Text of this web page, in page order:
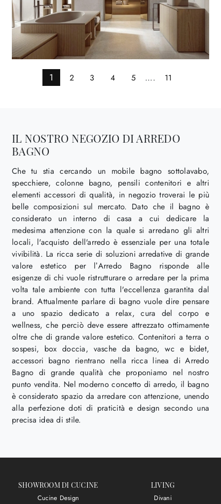
1 2 3 4 5 .... 11
IL NOSTRO NEGOZIO DI ARREDO
BAGNO
Che tu stia cercando un mobile bagno sottolavabo,
specchiere, colonne bagno, pensili contenitori e altri
elementi accessori di qualità, in negozio troverai le più
belle composizioni sul mercato. Dato che il bagno è
considerato un interno di casa a cui dedicare la
medesima attenzione con la quale si arredano gli altri
locali, l'acquisto dell'arredo è essenziale per una totale
vivibilità. La ricca serie di soluzioni arredative di grande
valore estetico per l’Arredo Bagno risponde alle
esigenze di chi vuole ristrutturare o arredare per la prima
volta tale ambiente con tutta l'eccellenza garantita dal
brand. Attualmente parlare di bagno vuole dire pensare
a uno spazio dedicato a relax, cura del corpo e
wellness, che perciò deve essere attrezzato ottimamente
oltre che di grande valore estetico. Contenitori a terra o
sospesi, box doccia, vasche da bagno, wc e bidet,
accessori bagno rientrano nella ricca linea di Arredo
Bagno di grande qualità che proponiamo nel nostro
punto vendita. Nel moderno concetto di arredo, il bagno
è considerato spazio da arredare con attenzione, unendo
alla perfezione doti di praticità e design secondo una
precisa idea di stile.
SHOWROOM DI CUCINE
Cucine Design
LIVING
Divani